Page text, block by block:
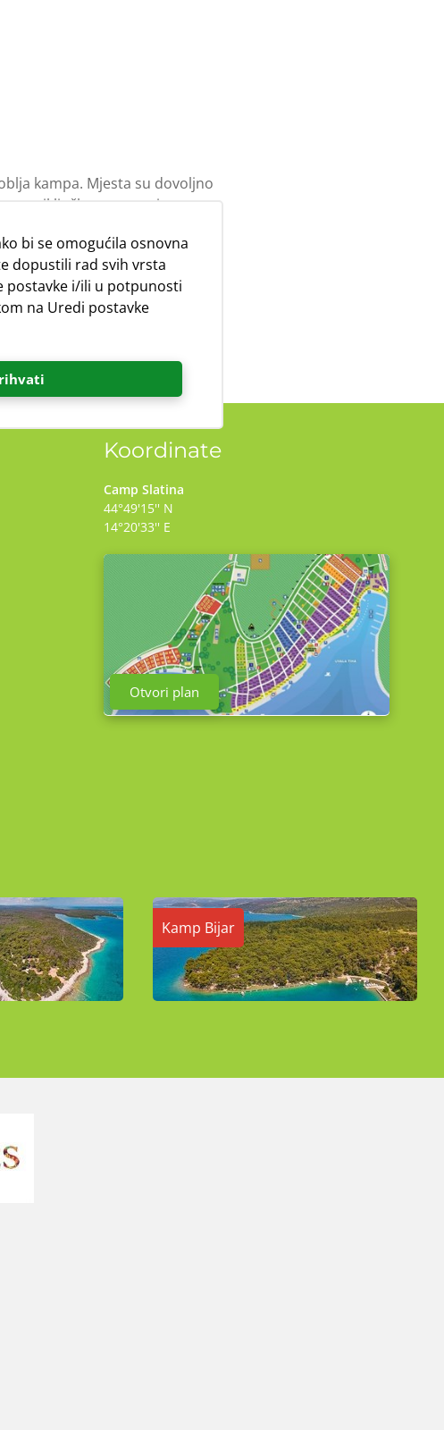
kampa. Mjesta su dovoljno
priključkom za struju.
mjesta ovisi o dostupnosti na
Koordinate
Camp Slatina
44°49'15'' N
14°20'33'' E
Otvori plan
Kamp Bijar
bi se omogućila osnovna
dopustili rad svih vrsta
postavke i/ili u potpunosti
na Uredi postavke